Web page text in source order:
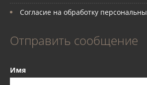
Согласие на обработку
Отправить сообщение
Имя